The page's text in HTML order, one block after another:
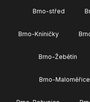
Brno-střed
Brno-Kníničky
Brno-Žebětín
Brno-